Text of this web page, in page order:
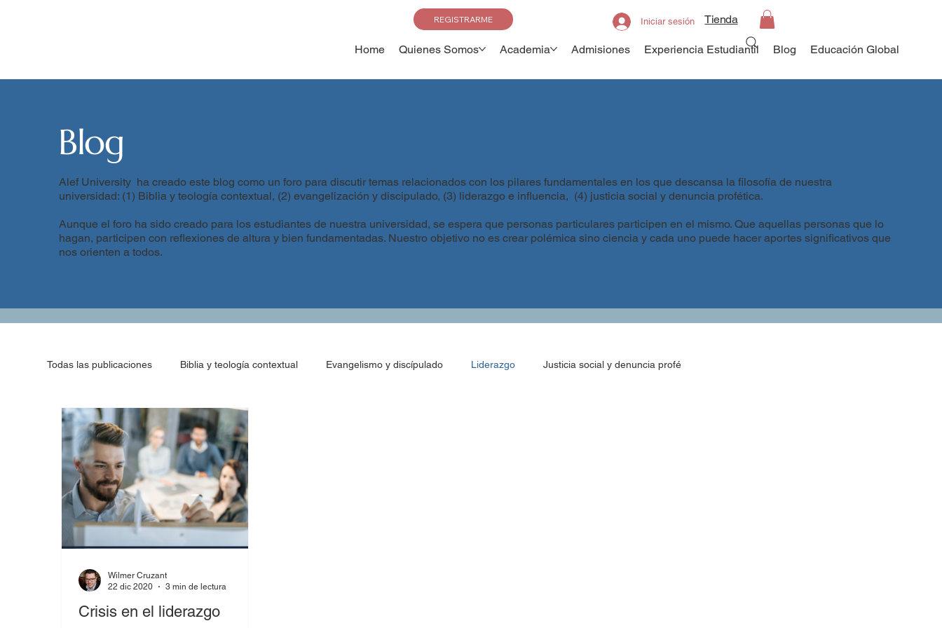
Home Quienes Somos Academia Admisiones Experiencia Estudiantil Blog Educación Global
REGISTRARME Iniciar sesión Tienda
Blog
Alef University ha creado este blog como un foro para discutir temas relacionados con los pilares fundamentales en los que descansa la filosofía de nuestra
universidad: (1) Biblia y teología contextual, (2) evangelización y discipulado, (3) liderazgo e influencia, (4) justicia social y denuncia profética.
Aunque el foro ha sido creado para los estudiantes de nuestra universidad, se espera que personas particulares participen en el mismo. Que aquellas personas que lo
hagan, participen con reflexiones de altura y bien fundamentadas. Nuestro objetivo no es crear polémica sino ciencia y cada uno puede hacer aportes significativos que
nos orienten a todos.
Todas las publicaciones Biblia y teología contextual Evangelismo y discípulado Liderazgo Justicia social y denuncia profé
Crisis en el liderazgo
Wilmer Cruzant
22 dic 2020
3 min de lectura